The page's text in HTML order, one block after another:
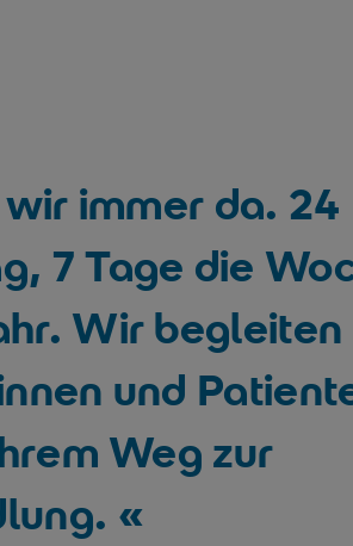
immer da. 24
7 Tage die
Wir begleiten
und
Weg zur